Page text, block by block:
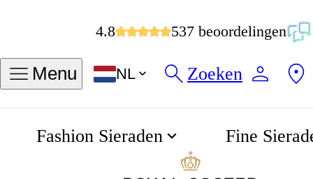
Menu NL Zoeken
Fashion Sieraden Fine